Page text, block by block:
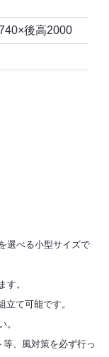
後高2000
選べる小型サイズで
す。
て可能です。
。
、風対策を必ず行っ